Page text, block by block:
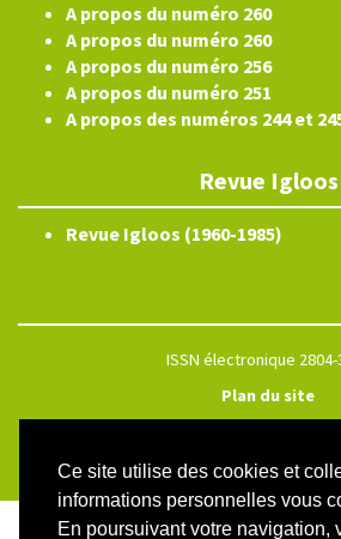
Ce site utilise des cookies et
informations personnelles vous
En poursuivant votre navigation,
A propos du numéro 260
A propos du numéro 260
A propos du numéro 256
A propos du numéro 251
A propos des numéros 244 et
Revue Igloos
Revue Igloos (1960-1985)
ISSN électronique 2804-
Plan du site